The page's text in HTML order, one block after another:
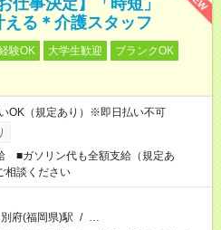
仕事決定】「時短」
える＊介護スタッフ
験OK 大学生歓迎
ブランクOK
OK（規定あり）※即日払い不可
■ガソリン代も全額支給（規定あ
談ください
別府(福岡県)駅 / …